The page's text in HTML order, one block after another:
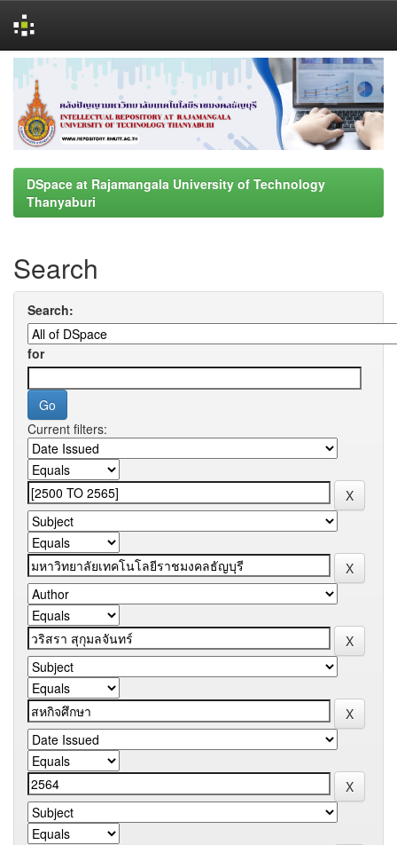
navigation
DSpace at Rajamangala University of Technology
Thanyaburi
Search
Search:
for
Current filters: